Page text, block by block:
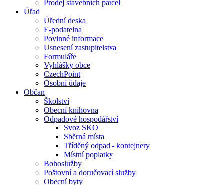
Prodej stavebních parcel
Úřad
Úřední deska
E-podatelna
Povinné informace
Usnesení zastupitelstva
Formuláře
Vyhlášky obce
CzechPoint
Osobní údaje
Občan
Školství
Obecní knihovna
Odpadové hospodářství
Svoz SKO
Sběrná místa
Tříděný odpad - kontejnery
Místní poplatky
Bohoslužby
Poštovní a doručovací služby
Obecní byty